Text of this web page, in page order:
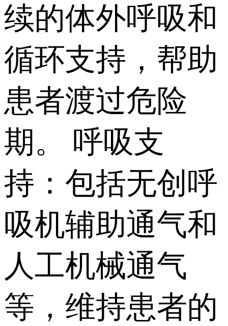
续的体外呼吸和
循环支持，帮助
患者渡过危险
期。 呼吸支
持：包括无创呼
吸机辅助通气和
人工机械通气
等，维持患者的